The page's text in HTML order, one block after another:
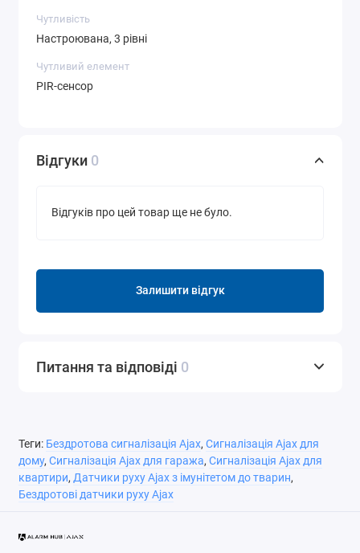
Чутливість
Настроювана, 3 рівні
Чутливий елемент
PIR-сенсор
Відгуки 0
Відгуків про цей товар ще не було.
Залишити відгук
Питання та відповіді 0
Теги: Бездротова сигналізація Ajax, Сигналізація Ajax для
дому, Сигналізація Ajax для гаража, Сигналізація Ajax для
квартири, Датчики руху Ajax з імунітетом до тварин,
Бездротові датчики руху Ajax